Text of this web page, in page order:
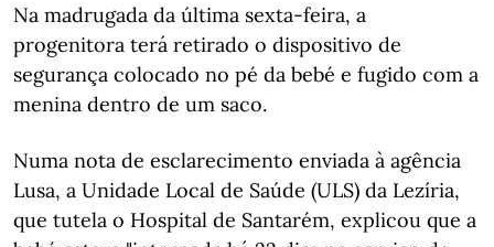
Na madrugada da última sexta-feira, a
progenitora terá retirado o dispositivo de
segurança colocado no pé da bebé e fugido com a
menina dentro de um saco.
Numa nota de esclarecimento enviada à agência
Lusa, a Unidade Local de Saúde (ULS) da Lezíria,
que tutela o Hospital de Santarém, explicou que a